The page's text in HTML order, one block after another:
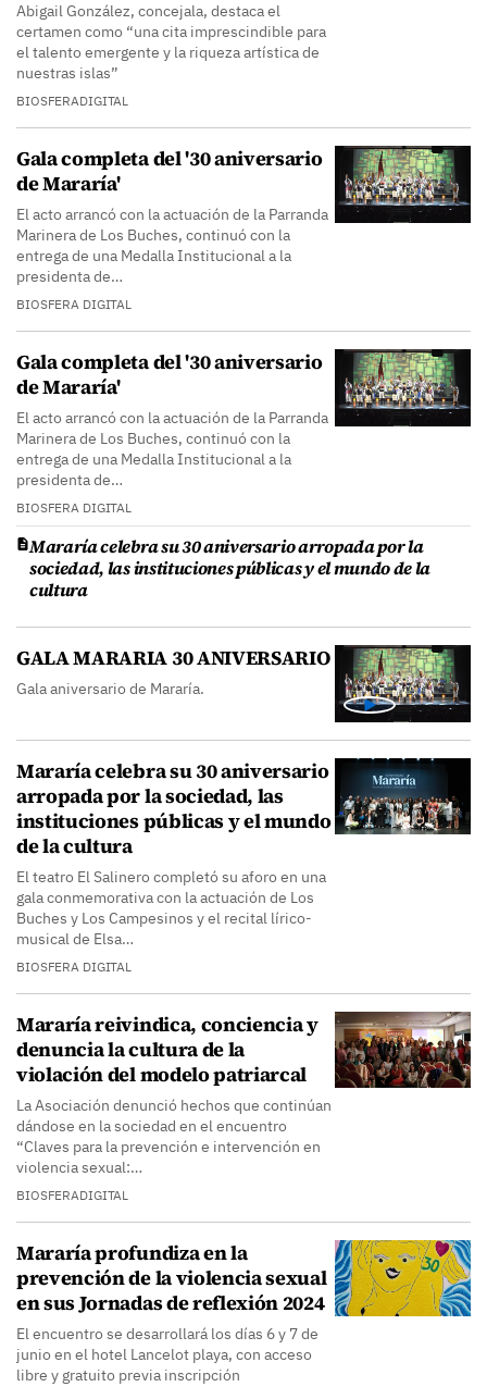
Abigail González, concejala, destaca el
certamen como “una cita imprescindible para
el talento emergente y la riqueza artística de
nuestras islas”
BIOSFERADIGITAL
Gala completa del '30 aniversario
de Mararía'
El acto arrancó con la actuación de la Parranda
Marinera de Los Buches, continuó con la
entrega de una Medalla Institucional a la
presidenta de…
BIOSFERA DIGITAL
Gala completa del '30 aniversario
de Mararía'
El acto arrancó con la actuación de la Parranda
Marinera de Los Buches, continuó con la
entrega de una Medalla Institucional a la
presidenta de…
BIOSFERA DIGITAL
Mararía celebra su 30 aniversario arropada por la
sociedad, las instituciones públicas y el mundo de la
cultura
GALA MARARIA 30 ANIVERSARIO
Gala aniversario de Mararía.
Mararía celebra su 30 aniversario
arropada por la sociedad, las
instituciones públicas y el mundo
de la cultura
El teatro El Salinero completó su aforo en una
gala conmemorativa con la actuación de Los
Buches y Los Campesinos y el recital lírico-
musical de Elsa…
BIOSFERA DIGITAL
Mararía reivindica, conciencia y
denuncia la cultura de la
violación del modelo patriarcal
La Asociación denunció hechos que continúan
dándose en la sociedad en el encuentro
“Claves para la prevención e intervención en
violencia sexual:…
BIOSFERADIGITAL
Mararía profundiza en la
prevención de la violencia sexual
en sus Jornadas de reflexión 2024
El encuentro se desarrollará los días 6 y 7 de
junio en el hotel Lancelot playa, con acceso
libre y gratuito previa inscripción